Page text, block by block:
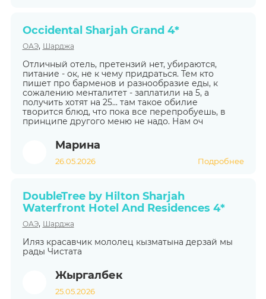
Occidental Sharjah Grand 4*
ОАЭ, Шарджа
Отличный отель, претензий нет, убираются,
питание - ок, не к чему придраться. Тем кто
пишет про барменов и разнообразие еды, к
сожалению менталитет - заплатили на 5, а
получить хотят на 25... там такое обилие
творится блюд, что пока все перепробуешь, в
принципе другого меню не надо. Нам оч
Марина
26.05.2026 Подробнее
DoubleTree by Hilton Sharjah
Waterfront Hotel And Residences 4*
ОАЭ, Шарджа
Иляз красавчик мололец кызматына дерзай мы
рады Чистата
Жыргалбек
25.05.2026